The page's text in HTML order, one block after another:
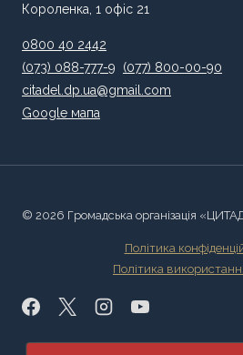
Короленка, 1 офіс 21
0800 40 2442
(073) 088-777-9
(077) 800-00-90
citadel.dp.ua@gmail.com
Google мапа
© 2026 Громадська організація
Політика
Політика